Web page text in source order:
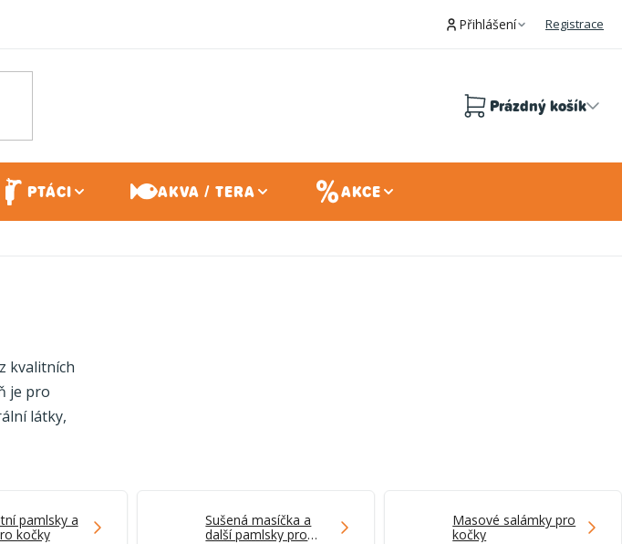
Přihlášení Registrace
Prázdný košík
PTÁCI AKVA / TERA AKCE
kvalitních
je pro
látky,
pamlsky a
kočky
Sušená masíčka a
další pamlsky pro
Masové salámky pro
kočky